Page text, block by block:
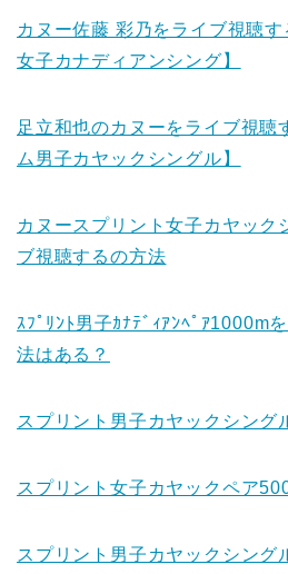
カヌー佐藤 彩乃をライブ視聴
女子カナディアンシング】
足立和也のカヌーをライブ視聴
ム男子カヤックシングル】
カヌースプリント女子カヤック
ブ視聴するの方法
ｽﾌﾟﾘﾝﾄ男子ｶﾅﾃﾞｨｱﾝﾍﾟｱ1000m
法はある？
スプリント男子カヤックシング
スプリント女子カヤックペア
スプリント男子カヤックシング